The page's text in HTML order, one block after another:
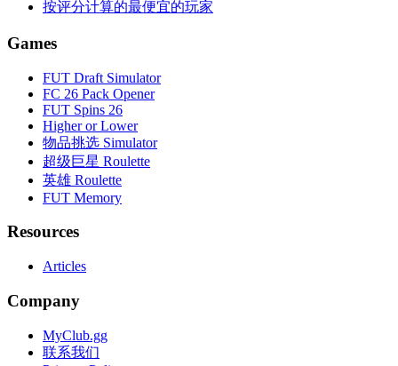
按评分计算的最便宜的玩家
Games
FUT Draft Simulator
FC 26 Pack Opener
FUT Spins 26
Higher or Lower
物品挑选 Simulator
超级巨星 Roulette
英雄 Roulette
FUT Memory
Resources
Articles
Company
MyClub.gg
联系我们